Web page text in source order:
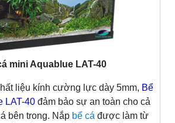
mini Aquablue LAT-40
liệu kính cường lực dày 5mm, Bể
LAT-40 đảm bảo sự an toàn cho cả
bên trong. Nắp bể cá được làm từ